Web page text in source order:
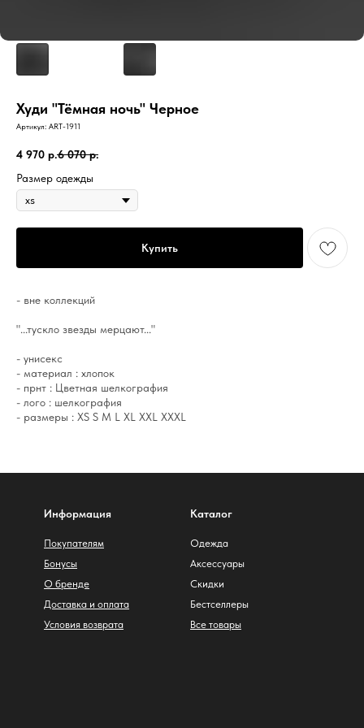
Худи "Тёмная ночь" Черное
Артикул: ART-1911
4 970 р.6 070 р.
Размер одежды
Купить
- вне коллекций
"...тускло звезды мерцают..."
- унисекс
- материал : хлопок
- прнт : Цветная шелкография
- лого : шелкография
- размеры : XS S M L XL XXL XXXL
Все товары
Бестселлеры
Скидки
Аксессуары
Одежда
Каталог
Условия возврата
Доставка и оплата
О бренде
Бонусы
Покупателям
Информация